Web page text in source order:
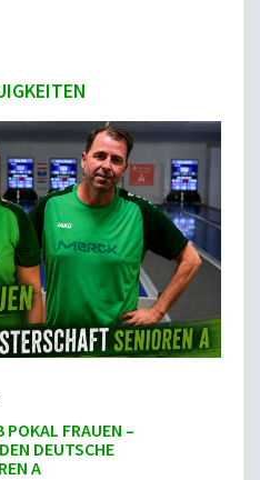
POKAL FRAUEN –
DEUTSCHE
A